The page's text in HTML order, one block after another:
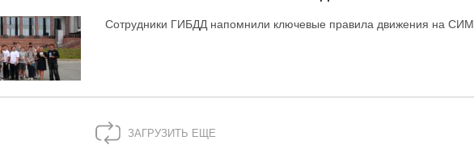
Сотрудники ГИБДД напомнили ключевые правила движения на СИМ
ЗАГРУЗИТЬ ЕЩЕ